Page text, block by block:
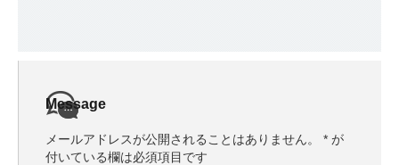
Message
メールアドレスが公開されることはありません。 * が
付いている欄は必須項目です